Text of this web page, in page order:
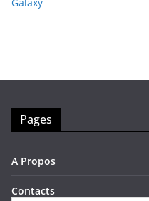
Pages
A Propos
Contacts